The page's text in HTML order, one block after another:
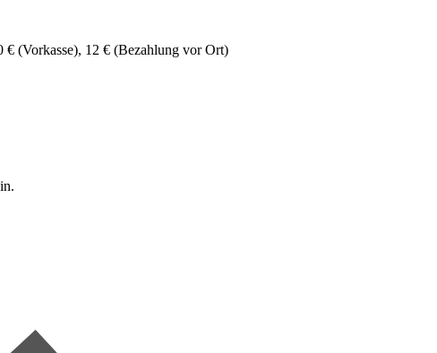
€ (Vorkasse), 12 € (Bezahlung vor Ort)